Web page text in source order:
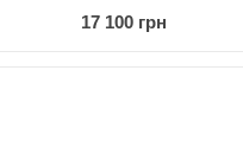
17 100 грн